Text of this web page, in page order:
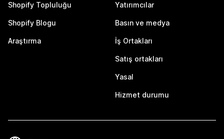
Shopify Topluluğu
Shopify Blogu
Araştırma
Yatırımcılar
Basın ve medya
İş Ortakları
Satış ortakları
Yasal
Hizmet durumu